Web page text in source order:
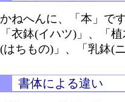
かねへんに、「本」です
「衣鉢(イハツ)」、「
(はちもの)」、「乳鉢(
書体による違い